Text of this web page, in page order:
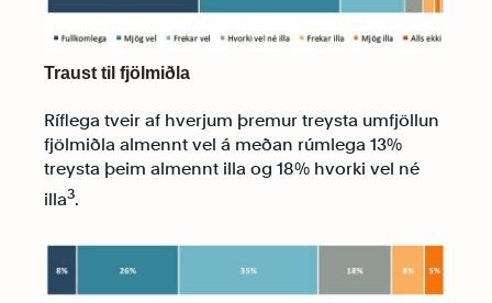
Traust til fjölmiðla
Ríflega tveir af hverjum þremur treysta umfjöllun
fjölmiðla almennt vel á meðan rúmlega 13%
treysta þeim almennt illa og 18% hvorki vel né
illa3.